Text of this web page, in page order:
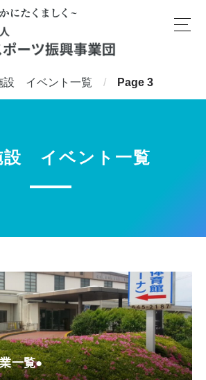
設 イベント一覧 / Page 3
設 イベント一覧
一覧●